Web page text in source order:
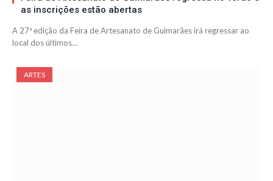
as inscrições estão abertas
A 27ª edição da Feira de Artesanato de Guimarães irá regressar ao
local dos últimos…
ARTES